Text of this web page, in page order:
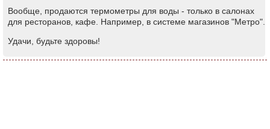
Вообще, продаются термометры для воды - только в салонах
для ресторанов, кафе. Например, в системе магазинов "Метро".
Удачи, будьте здоровы!